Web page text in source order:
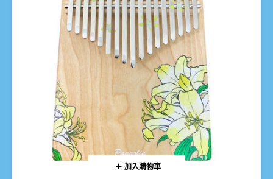
加入購物車